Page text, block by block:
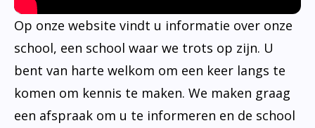
Op onze website vindt u informatie over onze
school, een school waar we trots op zijn. U
bent van harte welkom om een keer langs te
komen om kennis te maken. We maken graag
een afspraak om u te informeren en de school